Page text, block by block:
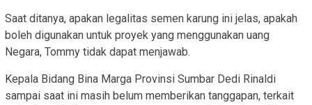
Saat ditanya, apakan legalitas semen karung ini jelas, apakah
boleh digunakan untuk proyek yang menggunakan uang
Negara, Tommy tidak dapat menjawab.
Kepala Bidang Bina Marga Provinsi Sumbar Dedi Rinaldi
sampai saat ini masih belum memberikan tanggapan, terkait